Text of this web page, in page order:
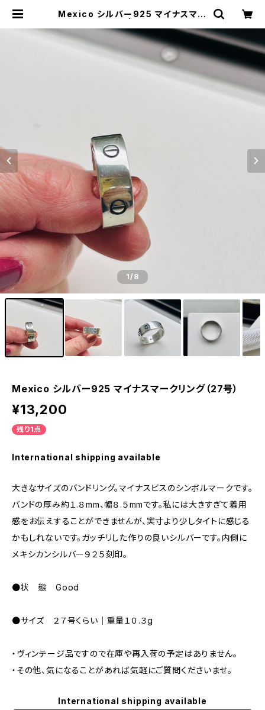
Mexico シルバー925 マイナスマー
& Vintage
1/8
Mexico シルバー925 マイナスマークリング（27号）
¥13,200
残り1点
International shipping available
大きなサイズのバンドリング。マイナスビスのシンボルマークです。
バンドの厚み約１.８mm、幅８.５mmです。私には大きすぎて着用
感をお伝えすることができませんが、実寸より少しタイトに感じる
かもしれないです。ガッチリした作りの良いシルバーです。内側に
メキシカンシルバー９２５刻印。
●状 態 Good
●サイズ ２７号くらい｜重量１０.３g
・ヴィンテージ品ですので在庫や再入荷の予定はありません。
・その他、気になることがあれば気軽にご質問くださいませ。
International shipping available